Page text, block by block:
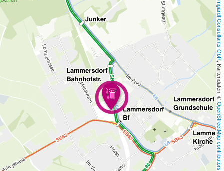
Impressum Baumgardt Consultants GbR
, Kartendaten: ©
OpenStreetMap contributors